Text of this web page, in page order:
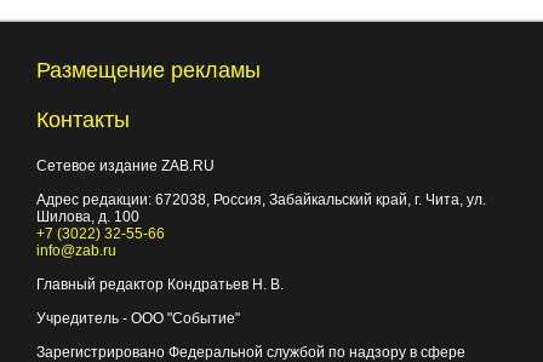
Размещение рекламы
Контакты
Сетевое издание ZAB.RU
Адрес редакции: 672038 , Россия, Забайкальский край, г. Чита ул.
Шилова, д. 100
+7 (3022) 32-55-66
info@zab.ru
Главный редактор Кондратьев Н. В.
Учредитель - ООО "Событие"
Зарегистрировано Федеральной службой по надзору в сфере